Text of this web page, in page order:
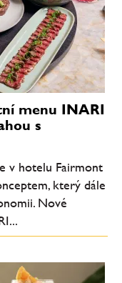
menu INARI
s
v hotelu Fairmont
který dále
Nové